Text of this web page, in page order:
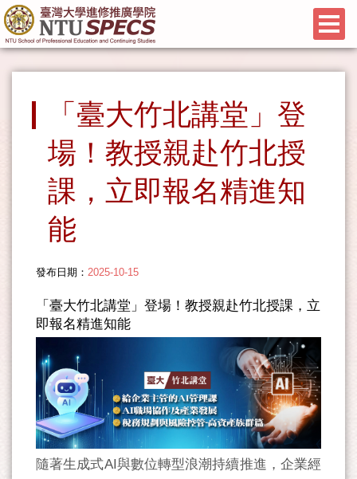
「臺大竹北講堂」登
場！教授親赴竹北授
課，立即報名精進知
能
發布日期： 2025-10-15
「臺大竹北講堂」登場！教授親赴竹北授課，立
即報名精進知能
隨著生成式AI與數位轉型浪潮持續推進，企業經